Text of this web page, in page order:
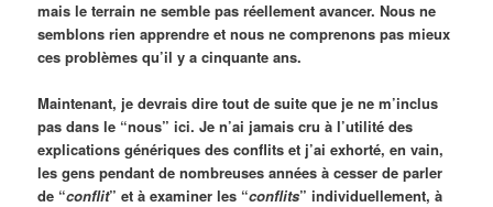
mais le terrain ne semble pas réellement avancer. Nous ne
semblons rien apprendre et nous ne comprenons pas mieux
ces problèmes qu’il y a cinquante ans.
Maintenant, je devrais dire tout de suite que je ne m’inclus
pas dans le “nous” ici. Je n’ai jamais cru à l’utilité des
explications génériques des conflits et j’ai exhorté, en vain,
les gens pendant de nombreuses années à cesser de parler
de “conflit” et à examiner les “conflits” individuellement, à